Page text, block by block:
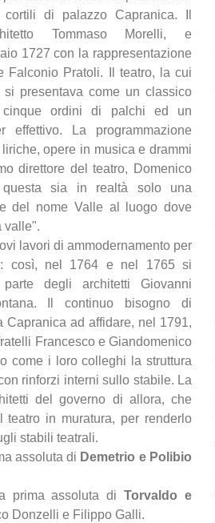
di palazzo Capranica. Il
Tommaso Morelli, e
1727 con la rappresentazione
Falconio Pratoli. Il teatro, la cui
presentava come un classico
cinque ordini di palchi ed un
effettivo. La programmazione
opere in musica e drammi
direttore del teatro, Domenico
sia in realtà solo una
del nome Valle al luogo dove
valle".
lavori di ammodernamento per
così, nel 1764 e nel 1765 si
degli architetti Giovanni
Il continuo bisogno di
ad affidare, nel 1791,
Francesco e Giandomenico
come i loro colleghi la struttura
rinforzi interni sullo stabile. La
del governo di allora, che
in muratura, per renderlo
stabili teatrali.
assoluta di Demetrio e Polibio
prima assoluta di Torvaldo e
Donzelli e Filippo Galli.